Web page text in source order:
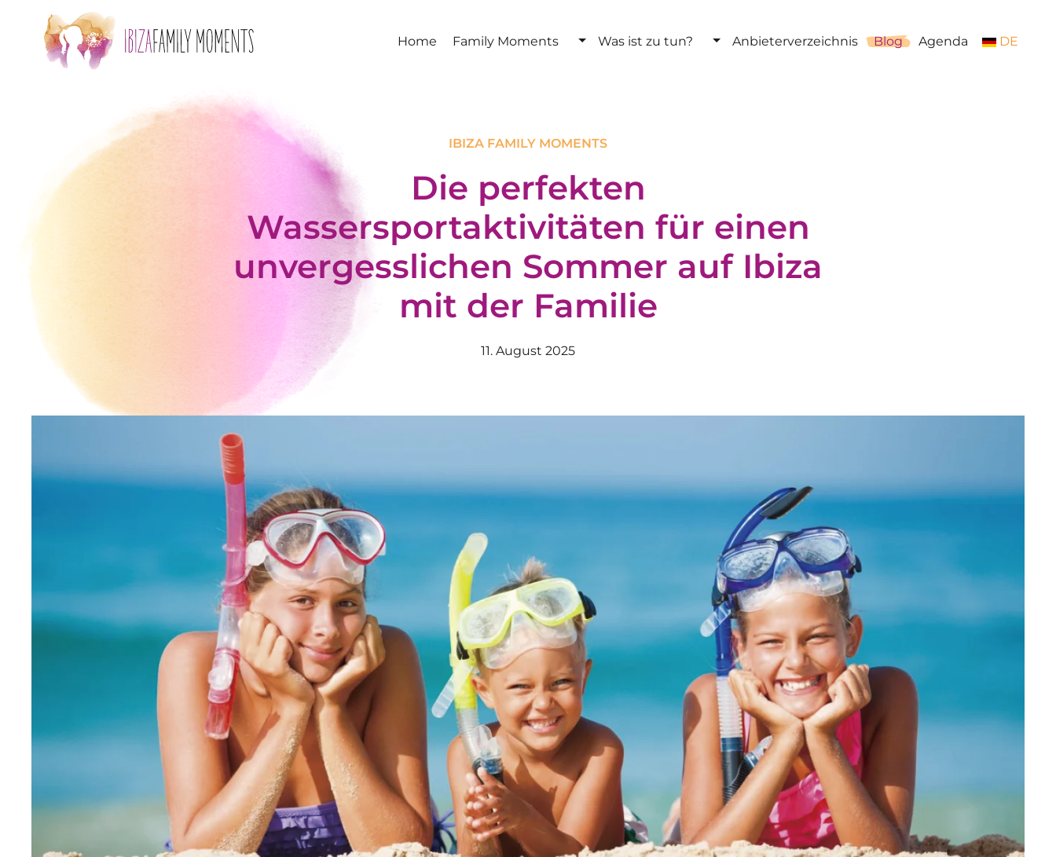
Zum Hauptinhalt springen Home Family Moments Was ist zu tun? Anbieterverzeichnis Blog Agenda DE
IBIZA FAMILY MOMENTS
Die perfekten
Wassersportaktivitäten für einen
unvergesslichen Sommer auf Ibiza
mit der Familie
11. August 2025